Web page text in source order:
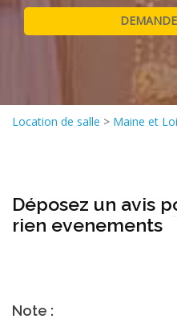
Location de salle > Maine et
Déposez un avis
rien evenements
Note :